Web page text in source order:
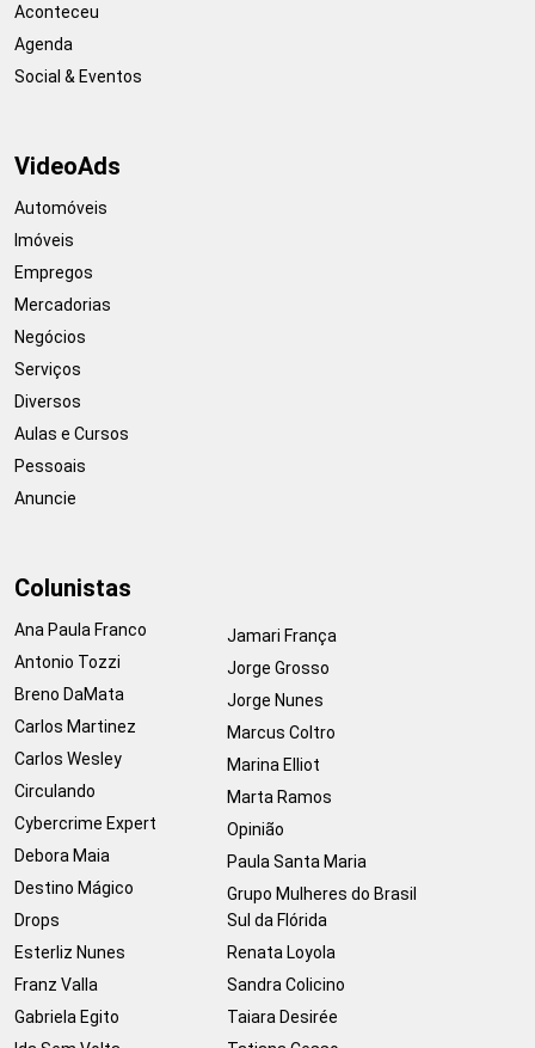
Aconteceu
Agenda
Social & Eventos
VideoAds
Automóveis
Imóveis
Empregos
Mercadorias
Negócios
Serviços
Diversos
Aulas e Cursos
Pessoais
Anuncie
Colunistas
Ana Paula Franco
Antonio Tozzi
Breno DaMata
Carlos Martinez
Carlos Wesley
Circulando
Cybercrime Expert
Debora Maia
Destino Mágico
Drops
Esterliz Nunes
Franz Valla
Gabriela Egito
Jamari França
Jorge Grosso
Jorge Nunes
Marcus Coltro
Marina Elliot
Marta Ramos
Opinião
Paula Santa Maria
Grupo Mulheres do Brasil
Sul da Flórida
Renata Loyola
Sandra Colicino
Taiara Desirée